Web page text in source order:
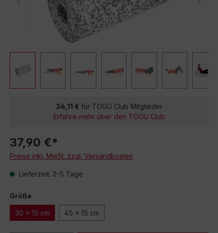
34,11 € für TOGU Club Mitglieder
Erfahre mehr über den TOGU Club
37,90 €*
Preise inkl. MwSt. zzgl. Versandkosten
Lieferzeit: 2-5 Tage
Größe
30 x 15 cm 45 x 15 cm